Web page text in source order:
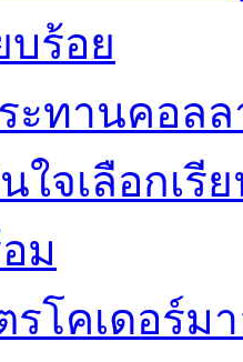
บร้อย
ะทานคอลล
ใจเลือกเรี
ม
รโคเดอร์ม